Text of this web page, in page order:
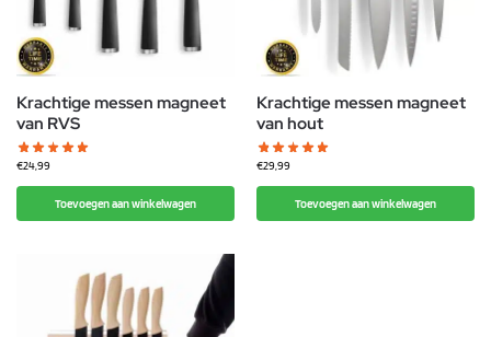
Krachtige messen magneet
van RVS
€24,99
Toevoegen aan winkelwagen
Krachtige messen magneet
van hout
€29,99
Toevoegen aan winkelwagen